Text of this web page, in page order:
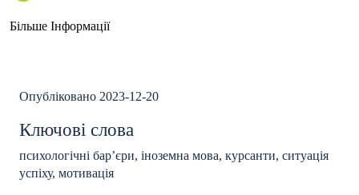
Більше Інформації
Опубліковано 2023-12-20
Ключові слова
психологічні бар’єри, іноземна мова, курсанти, ситуація
успіху, мотивація